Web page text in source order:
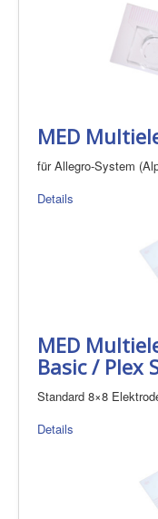
MED
für Allegro-System
Details
MED
Basic / Plex
Standard 8×8
Details